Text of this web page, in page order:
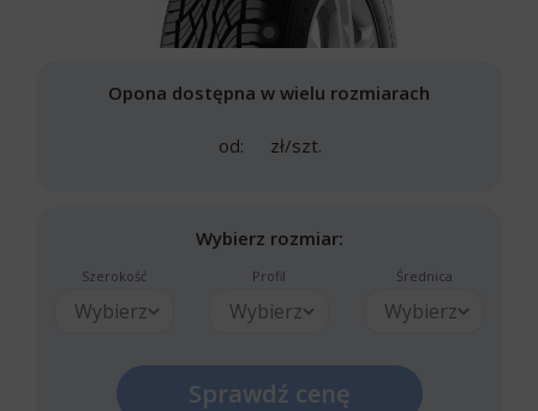
Opona dostępna w wielu rozmiarach
od: zł/szt.
Wybierz rozmiar:
Szerokość
Wybierz
Profil
Wybierz
Średnica
Wybierz
Sprawdź cenę